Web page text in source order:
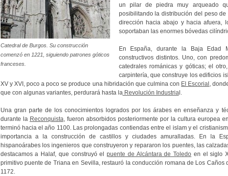
Catedral de Burgos. Su construcción
comenzó en 1221, siguiendo patrones góticos
franceses.
un pilar de piedra muy arqueado
posibilitando la distribución del peso
dirección hacia abajo y hacia afuera,
soportaban las enormes bóvedas
En España, durante la Baja Edad
constructivos distintos. Uno, con
catedrales románicas y góticas; el
carpintería, que construye los edificios
XV y XVI, poco a poco se produce una hibridación que culmina con El Escorial,
que con algunas variantes, perdurará hasta laRevolución Industrial.
Una gran parte de los conocimientos logrados por los árabes en enseñanza y
durante la Reconquista, fueron absorbidos posteriormente por la cultura europea
terminó hacia el año 1100. Las prolongadas contiendas entre el islam y el
importancia a la construcción de castillos y ciudades amuralladas. En la
hispanoárabes los ingenieros que construyeron y repararon los puentes, las
destacamos a Halaf, que construyó elpuente de Alcántara de Toledo en el siglo
primitivo puente de Triana en Sevilla, restauró la conducción romana de Los
1172.